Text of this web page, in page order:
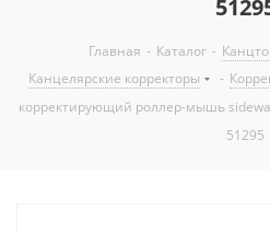
Главная - Каталог -
Канцелярские корректоры
-
корректирующий роллер-мышь
51295